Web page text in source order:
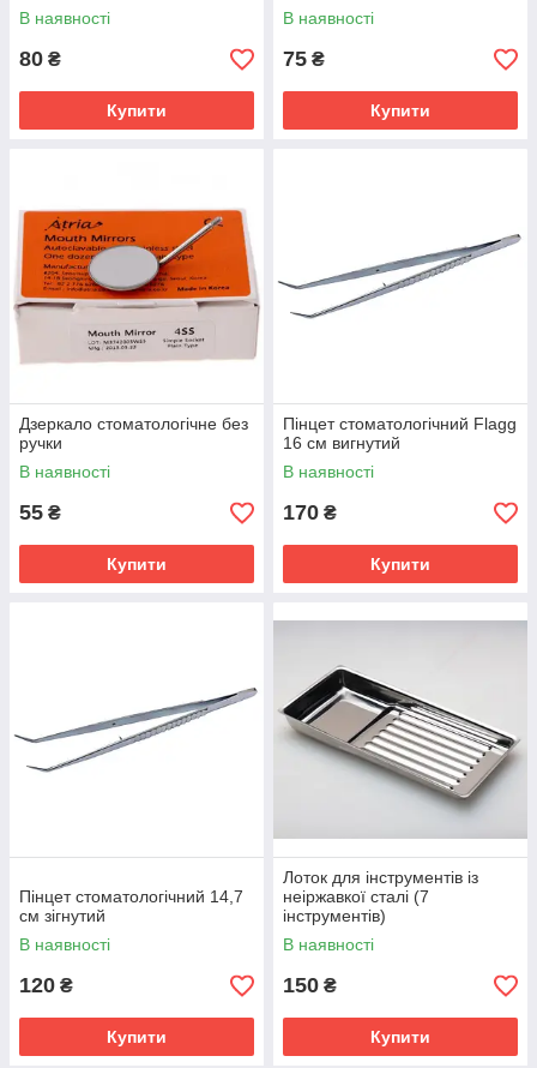
В наявності
80 ₴
Купити
В наявності
75 ₴
Купити
Дзеркало стоматологічне без
ручки
В наявності
55 ₴
Купити
Пінцет стоматологічний Flagg
16 см вигнутий
В наявності
170 ₴
Купити
Пінцет стоматологічний 14,7
см зігнутий
В наявності
120 ₴
Купити
Лоток для інструментів із
неіржавкої сталі (7
інструментів)
В наявності
150 ₴
Купити